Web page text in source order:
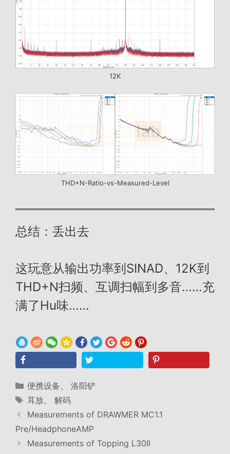
12K
THD+N-Ratio-vs-Measured-Level
总结：丢出去
这玩意从输出功率到SINAD、12K到
THD+N扫频、互调扫幅到多音……充
满了Hu味……
分
类
便携设备
洛阳铲
标
签
耳放
解码
Measurements of DRAWMER MC1.1
Pre/HeadphoneAMP
Measurements of Topping L30II